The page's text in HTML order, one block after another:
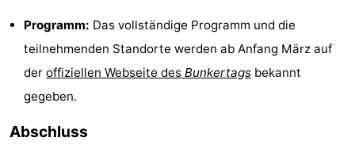
Route
Parken
Reisebuchshop
Medizin
Programm: Das vollständige Programm und die
teilnehmenden Standorte werden ab Anfang März auf
der offiziellen Webseite des Bunkertags bekannt
gegeben.
Abschluss